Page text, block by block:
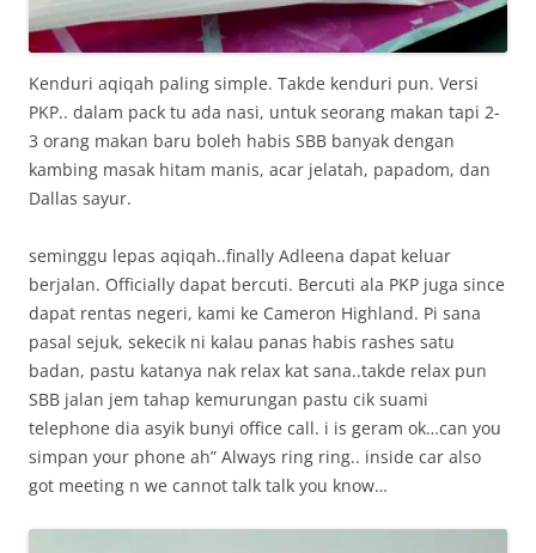
Kenduri aqiqah paling simple. Takde kenduri pun. Versi
PKP.. dalam pack tu ada nasi, untuk seorang makan tapi 2-
3 orang makan baru boleh habis SBB banyak dengan
kambing masak hitam manis, acar jelatah, papadom, dan
Dallas sayur.
seminggu lepas aqiqah..finally Adleena dapat keluar
berjalan. Officially dapat bercuti. Bercuti ala PKP juga since
dapat rentas negeri, kami ke Cameron Highland. Pi sana
pasal sejuk, sekecik ni kalau panas habis rashes satu
badan, pastu katanya nak relax kat sana..takde relax pun
SBB jalan jem tahap kemurungan pastu cik suami
telephone dia asyik bunyi office call. i is geram ok…can you
simpan your phone ah” Always ring ring.. inside car also
got meeting n we cannot talk talk you know…